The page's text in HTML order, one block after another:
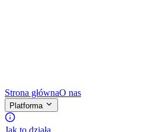
Strona głównaO nas
Platforma
Jak to działa